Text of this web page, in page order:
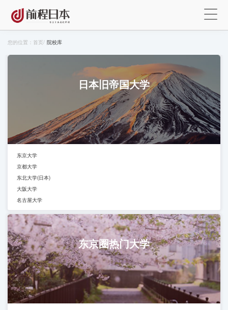
您的位置： 首页/ 院校库
日本旧帝国大学
东京大学
京都大学
东北大学(日本)
大阪大学
名古屋大学
东京圈热门大学